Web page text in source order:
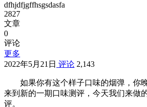
dfhjdfjgffhsgsdasfa
2827
文章
0
评论
更多
2022年5月21日 评论 2,143
如果你有这个样子口味的烟弹，你
来到新的一期口味测评，今天我们来做
评。